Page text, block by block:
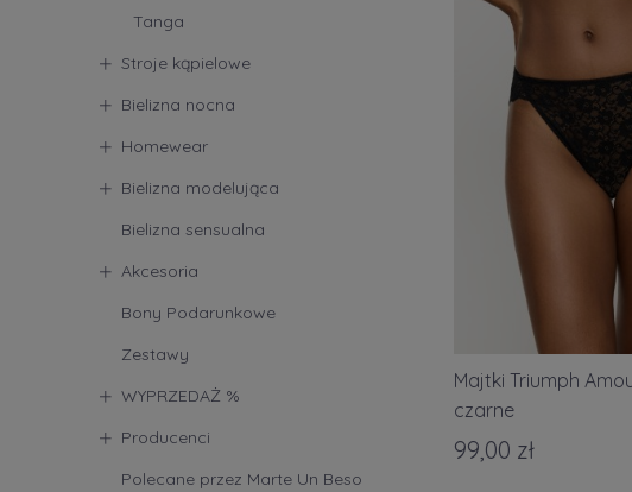
Tanga
Stroje kąpielowe
Bielizna nocna
Homewear
Bielizna modelująca
Bielizna sensualna
Akcesoria
Bony Podarunkowe
Zestawy
WYPRZEDAŻ %
Producenci
Polecane przez Marte Un Beso
Majtki Triumph
czarne
99,00 zł